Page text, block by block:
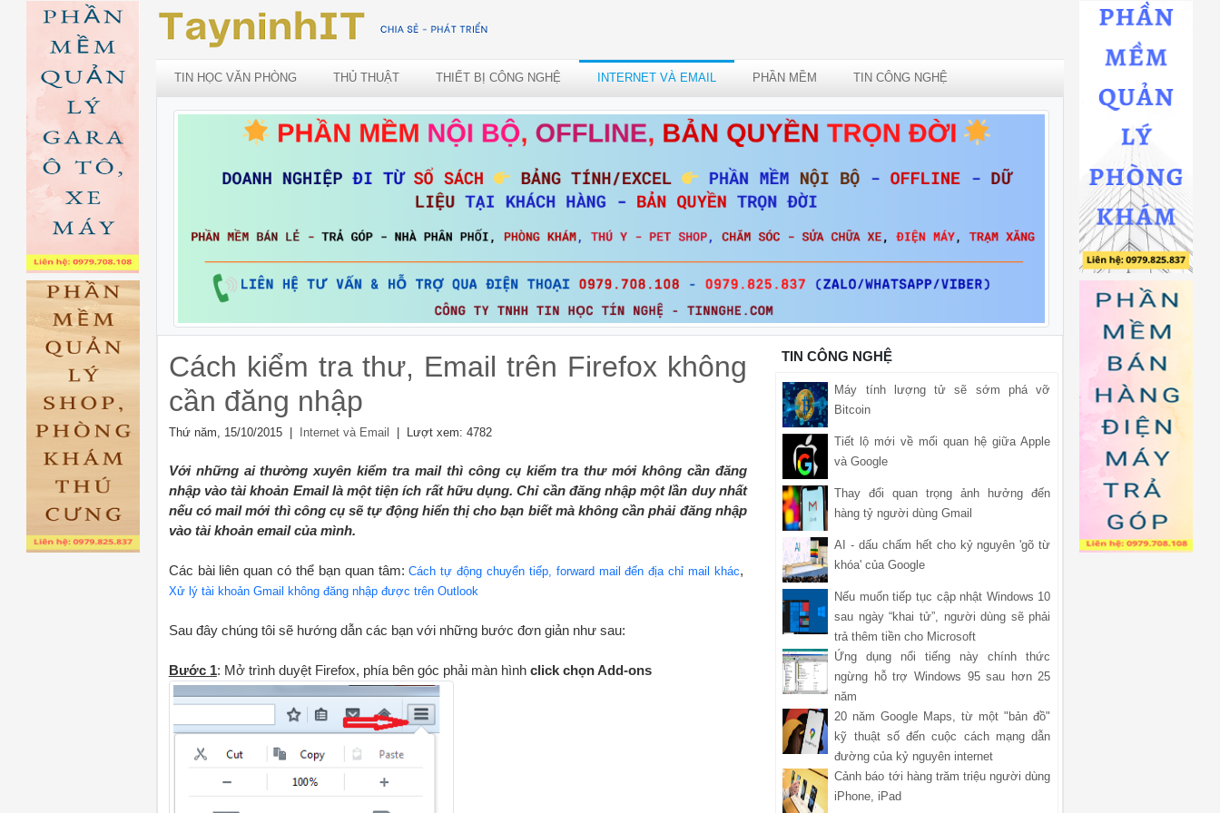
TIN HỌC VĂN PHÒNG THỦ THUẬT THIẾT BỊ CÔNG NGHỆ INTERNET VÀ EMAIL PHẦN MỀM TIN CÔNG NGHỆ
Cách kiểm tra thư, Email trên Firefox không
cần đăng nhập
Thứ năm, 15/10/2015 | Internet và Email | Lượt xem: 4782
Với những ai thường xuyên kiểm tra mail thì công cụ kiểm tra thư mới không cần đăng
nhập vào tài khoản Email là một tiện ích rất hữu dụng. Chỉ cần đăng nhập một lần duy nhất
nếu có mail mới thì công cụ sẽ tự động hiển thị cho bạn biết mà không cần phải đăng nhập
vào tài khoản email của mình.
Các bài liên quan có thể bạn quan tâm:Cách tự động chuyển tiếp, forward mail đến địa chỉ mail khác,
Xử lý tài khoản Gmail không đăng nhập được trên Outlook
Sau đây chúng tôi sẽ hướng dẫn các bạn với những bước đơn giản như sau:
Bước 1: Mở trình duyệt Firefox, phía bên góc phải màn hình click chọn Add-ons
TIN CÔNG NGHỆ
Máy tính lượng tử sẽ sớm phá vỡ
Bitcoin
Tiết lộ mới về mối quan hệ giữa Apple
và Google
Thay đổi quan trọng ảnh hưởng đến
hàng tỷ người dùng Gmail
AI - dấu chấm hết cho kỷ nguyên 'gõ từ
khóa' của Google
Nếu muốn tiếp tục cập nhật Windows 10
sau ngày “khai tử”, người dùng sẽ phải
trả thêm tiền cho Microsoft
Ứng dụng nổi tiếng này chính thức
ngừng hỗ trợ Windows 95 sau hơn 25
năm
20 năm Google Maps, từ một "bản đồ"
kỹ thuật số đến cuộc cách mạng dẫn
đường của kỷ nguyên internet
Cảnh báo tới hàng trăm triệu người dùng
iPhone, iPad